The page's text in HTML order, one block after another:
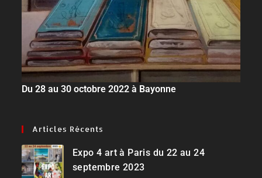
Du 28 au 30 octobre 2022 à Bayonne
Articles Récents
Expo 4 art à Paris du 22 au 24
septembre 2023